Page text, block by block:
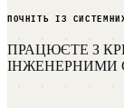
ПОЧНІТЬ ІЗ
ПРАЦЮЄТЕ З
ІНЖЕНЕРНИМИ